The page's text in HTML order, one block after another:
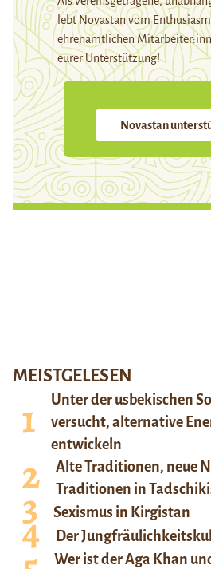
lebt Novastan vom
ehrenamtlichen
eurer Unterstützung!
Novastan
MEISTGELESEN
Unter der usbekischen
versucht, alternative
entwickeln
Alte Traditionen, neue
Traditionen in
Sexismus in Kirgistan
Der
Wer ist der Aga Khan